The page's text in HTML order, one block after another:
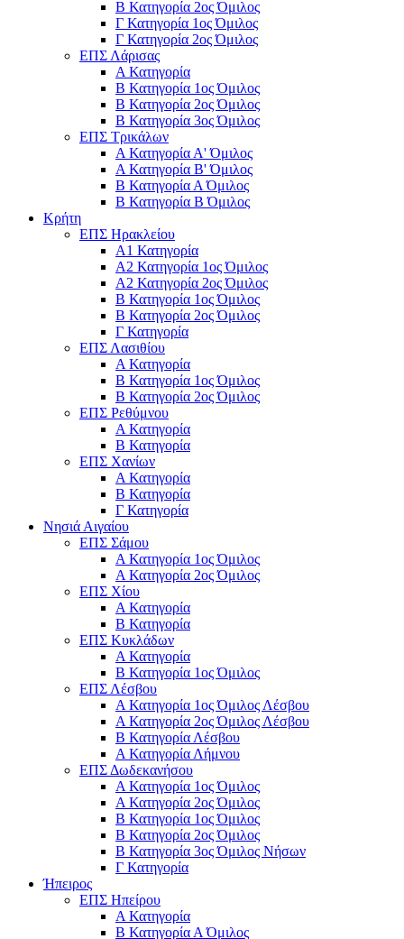
Β Κατηγορία 2ος Όμιλος
Γ Κατηγορία 1ος Όμιλος
Γ Κατηγορία 2ος Όμιλος
ΕΠΣ Λάρισας
Α Κατηγορία
Β Κατηγορία 1ος Όμιλος
Β Κατηγορία 2ος Όμιλος
Β Κατηγορία 3ος Όμιλος
ΕΠΣ Τρικάλων
Α Κατηγορία Α' Όμιλος
Α Κατηγορία Β' Όμιλος
Β Κατηγορία Α Όμιλος
Β Κατηγορία Β Όμιλος
Κρήτη
ΕΠΣ Ηρακλείου
Α1 Κατηγορία
Α2 Κατηγορία 1ος Όμιλος
Α2 Κατηγορία 2ος Όμιλος
Β Κατηγορία 1ος Όμιλος
Β Κατηγορία 2ος Όμιλος
Γ Κατηγορία
ΕΠΣ Λασιθίου
Α Κατηγορία
Β Κατηγορία 1ος Όμιλος
Β Κατηγορία 2ος Όμιλος
ΕΠΣ Ρεθύμνου
Α Κατηγορία
Β Κατηγορία
ΕΠΣ Χανίων
Α Κατηγορία
Β Κατηγορία
Γ Κατηγορία
Νησιά Αιγαίου
ΕΠΣ Σάμου
Α Κατηγορία 1ος Όμιλος
Α Κατηγορία 2ος Όμιλος
ΕΠΣ Χίου
Α Κατηγορία
Β Κατηγορία
ΕΠΣ Κυκλάδων
Α Κατηγορία
Β Κατηγορία 1ος Όμιλος
ΕΠΣ Λέσβου
Α Κατηγορία 1ος Όμιλος Λέσβου
Α Κατηγορία 2ος Όμιλος Λέσβου
B Κατηγορία Λέσβου
Α Κατηγορία Λήμνου
ΕΠΣ Δωδεκανήσου
Α Κατηγορία 1ος Όμιλος
Α Κατηγορία 2ος Όμιλος
Β Κατηγορία 1ος Όμιλος
Β Κατηγορία 2ος Όμιλος
Β Κατηγορία 3ος Όμιλος Νήσων
Γ Κατηγορία
Ήπειρος
ΕΠΣ Ηπείρου
Α Κατηγορία
Β Κατηγορία Α Όμιλος